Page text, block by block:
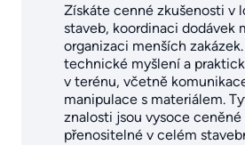
Získáte cenné zkušenosti v
staveb, koordinaci dodávek
organizaci menších
technické myšlení a
v terénu, včetně
manipulace s materiálem.
znalosti jsou vysoce ceněné
přenositelné v celém